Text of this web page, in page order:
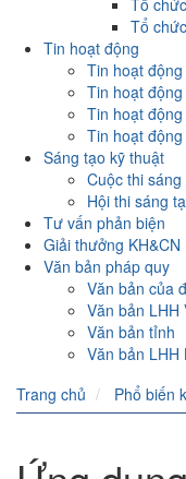
Tổ
Tổ
Tin hoạt động
Tin hoạt
Tin hoạt
Tin hoạt
Tin hoạt
Sáng tạo kỹ thuật
Cuộc thi
Hội thi sáng
Tư vấn phản biện
Giải thưởng KH&CN
Văn bản pháp quy
Văn bản của
Văn bản LHH
Văn bản tỉnh
Văn bản LHH
Trang chủ
Phổ biến